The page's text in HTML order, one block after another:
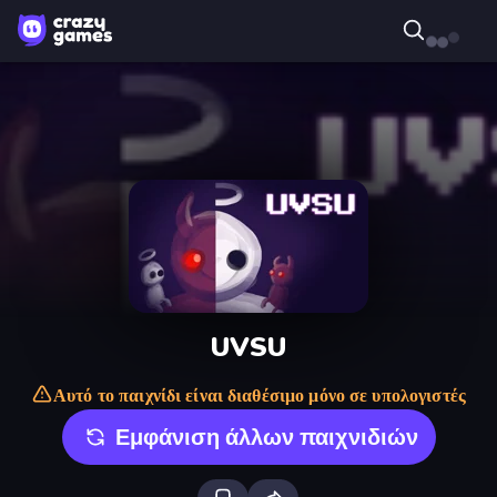
UVSU
Αυτό το παιχνίδι είναι διαθέσιμο μόνο σε υπολογιστές
Εμφάνιση άλλων παιχνιδιών